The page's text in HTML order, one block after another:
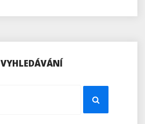
VYHLEDÁVÁNÍ
Search